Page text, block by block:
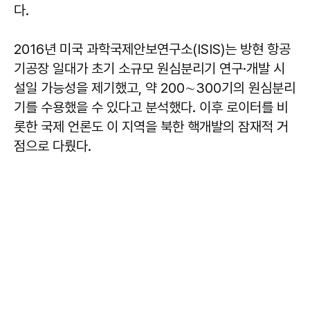
다.
2016년 미국 과학국제안보연구소(ISIS)는 방현 항공
기공장 일대가 초기 소규모 원심분리기 연구·개발 시
설일 가능성을 제기했고, 약 200∼300기의 원심분리
기를 수용했을 수 있다고 분석했다. 이후 로이터를 비
롯한 국제 언론도 이 지역을 북한 핵개발의 잠재적 거
점으로 다뤘다.